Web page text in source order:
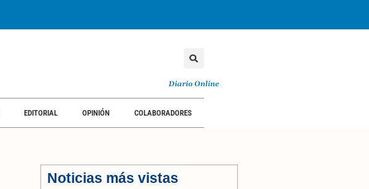
Diario Online
EDITORIAL OPINIÓN COLABORADORES
Noticias más vistas